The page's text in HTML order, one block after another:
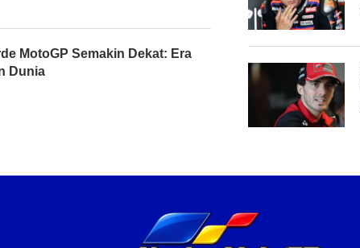
MotoGP Semakin Dekat: Era
Dunia